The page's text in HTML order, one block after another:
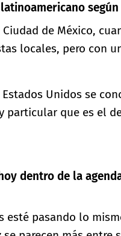
de México,
locales, pero con
Unidos se
particular que es el
dentro de la
esté pasando lo